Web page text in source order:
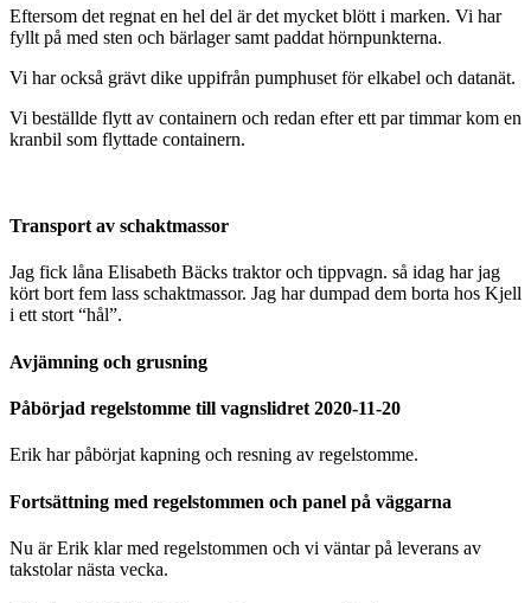
Eftersom det regnat en hel del är det mycket blött i marken. Vi har
fyllt på med sten och bärlager samt paddat hörnpunkterna.
Vi har också grävt dike uppifrån pumphuset för elkabel och datanät.
Vi beställde flytt av containern och redan efter ett par timmar kom en
kranbil som flyttade containern.
Transport av schaktmassor
Jag fick låna Elisabeth Bäcks traktor och tippvagn. så idag har jag
kört bort fem lass schaktmassor. Jag har dumpad dem borta hos Kjell
i ett stort “hål”.
Avjämning och grusning
Påbörjad regelstomme till vagnslidret 2020-11-20
Erik har påbörjat kapning och resning av regelstomme.
Fortsättning med regelstommen och panel på väggarna
Nu är Erik klar med regelstommen och vi väntar på leverans av
takstolar nästa vecka.